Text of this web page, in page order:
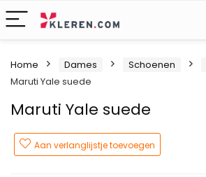
Home Dames Schoenen
Maruti Yale suede
Maruti Yale suede
Aan verlanglijstje toevoegen